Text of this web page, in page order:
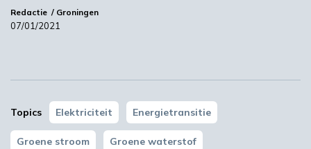
Meest gelezen
Redactie Groningen
07/01/2021
Topics Elektriciteit Energietransitie
Groene stroom Groene waterstof